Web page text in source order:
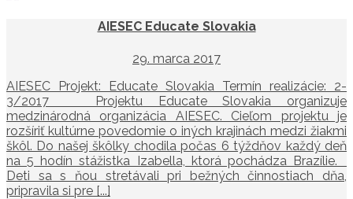
AIESEC Educate Slovakia
29. marca 2017
AIESEC Projekt: Educate Slovakia Termín realizácie: 2-
3/2017 Projektu Educate Slovakia organizuje
medzinárodná organizácia AIESEC. Cieľom projektu je
rozšíriť kultúrne povedomie o iných krajinách medzi žiakmi
škôl. Do našej škôlky chodila počas 6 týždňov každý deň
na 5 hodín stážistka Izabella, ktorá pochádza Brazílie.
Deti sa s ňou stretávali pri bežných činnostiach dňa,
pripravila si pre [...]